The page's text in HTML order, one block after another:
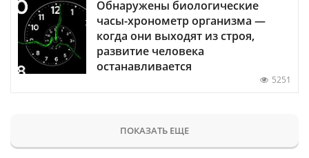
Обнаружены биологические
часы-хронометр организма —
когда они выходят из строя,
развитие человека
останавливается
5251
ПОКАЗАТЬ ЕЩЕ